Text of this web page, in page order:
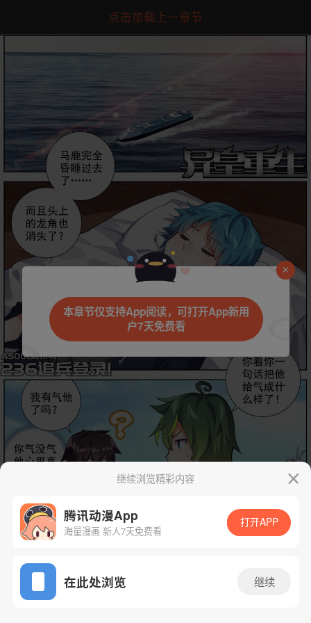
点击加载上一章节
App免费看
下一话
继续浏览精彩内容
腾讯动漫App
海量漫画 新人7天免费看
打开APP
在此处浏览 继续
本章节仅支持App阅读，可打开App新用
户7天免费看
是否前往腾漫App继续阅读
立即前往